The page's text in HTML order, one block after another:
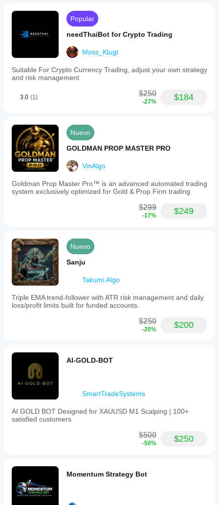
Popular
needThaiBot for Crypto Trading
Moss_Klugt
Suitable For Crypto Currency Trading, adjust your own strategy
and risk management
3.0 (1) $250
-27% $184
Nuevo
GOLDMAN PROP MASTER PRO
VinAlgo
Goldman Prop Master Pro™ is an advanced automated trading
system exclusively optimized for Gold & Prop Firm trading
$299
-17% $249
Nuevo
Sanju
Takumi.Algo
Triple EMA trend-follower with ATR risk management and daily
loss/profit limits built for funded accounts.
$250
-20% $200
AI-GOLD-BOT
SmartTradeSystems
AI GOLD BOT Designed for XAUUSD M1 Scalping | 100+
satisfied customers
$500
-50% $250
Momentum Strategy Bot